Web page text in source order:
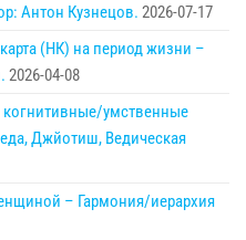
Антон Кузнецов. 2026-07-17
(НК) на период жизни –
2026-04-08
когнитивные/умственные
Джйотиш, Ведическая
– Гармония/иерархия